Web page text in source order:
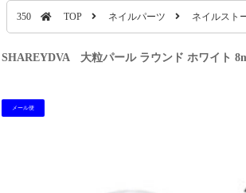
350 TOP ネイルパーツ ネイルスト
SHAREYDVA 大粒パール ラウンド ホワイト
メール便